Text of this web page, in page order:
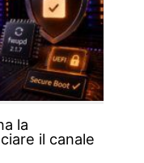
la
il canale